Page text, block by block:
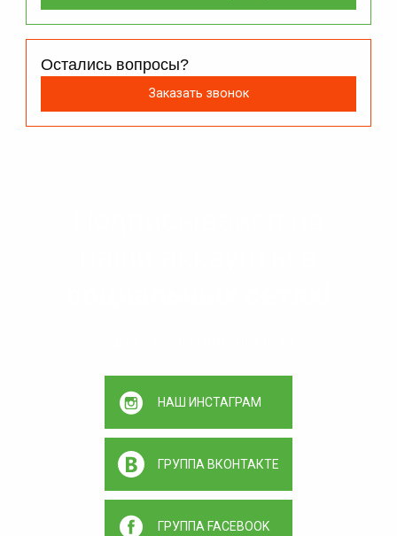
Остались вопросы?
Заказать звонок
НАШ ИНСТАГРАМ
ГРУППА ВКОНТАКТЕ
ГРУППА FACEBOOK